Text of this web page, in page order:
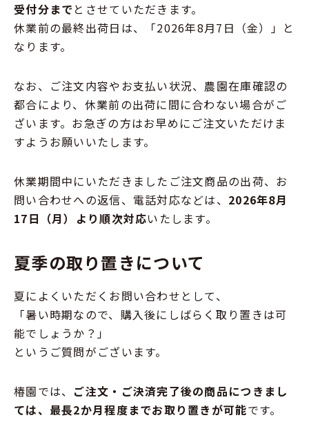
受付分まで とさせていただきます。
休業前の最終出荷日は、「2026年8月7日（金）」と
なります。
なお、ご注文内容やお支払い状況、農園在庫確認の
都合により、休業前の出荷に間に合わない場合がご
ざいます。お急ぎの方はお早めにご注文いただけま
すようお願いいたします。
休業期間中にいただきましたご注文商品の出荷、お
問い合わせへの返信、電話対応などは、 2026年8月
17日（月）より順次対応いたします。
夏季の取り置きについて
夏によくいただくお問い合わせとして、
「暑い時期なので、購入後にしばらく取り置きは可
能でしょうか？」
というご質問がございます。
椿園では、 ご注文・ご決済完了後の商品につきまし
ては、最長2か月程度までお取り置きが可能です。